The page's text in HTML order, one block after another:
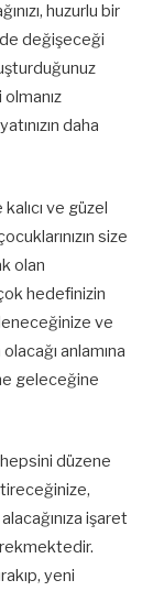
huzurlu bir
değişeceği
daha
ve güzel
size
olan
hedefinizin
ve
anlamına
geleceğine
hepsini düzene
işaret
yeni